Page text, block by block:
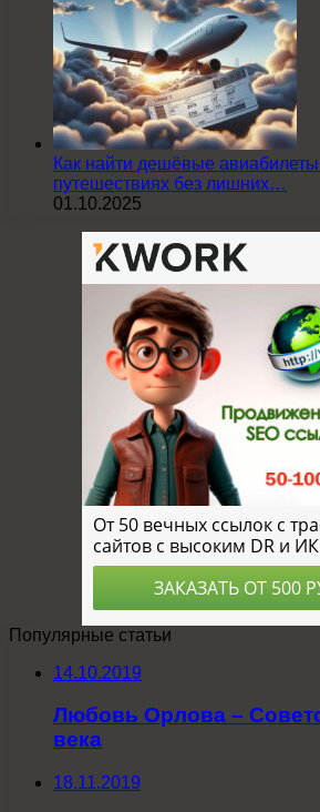
Как найти дешёвые авиабилеты
путешествиях без лишних…
01.10.2025
Популярные статьи
14.10.2019
Любовь Орлова –
века
18.11.2019